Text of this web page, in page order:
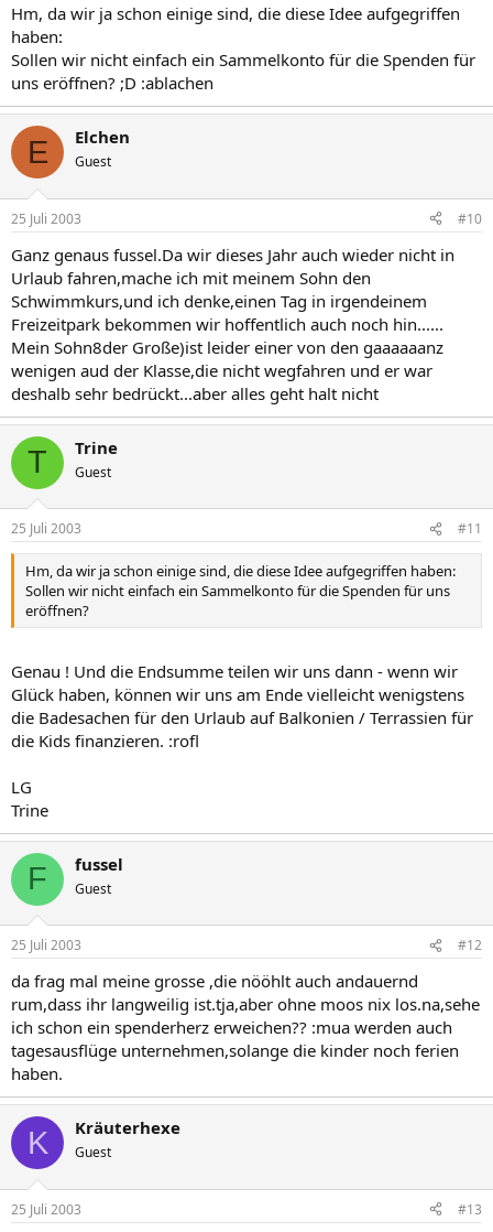
Hm, da wir ja schon einige sind, die diese Idee aufgegriffen
haben:
Sollen wir nicht einfach ein Sammelkonto für die Spenden für
uns eröffnen? ;D :ablachen
E Elchen
Guest
25 Juli 2003 #10
Ganz genaus fussel.Da wir dieses Jahr auch wieder nicht in
Urlaub fahren,mache ich mit meinem Sohn den
Schwimmkurs,und ich denke,einen Tag in irgendeinem
Freizeitpark bekommen wir hoffentlich auch noch hin......
Mein Sohn8der Große)ist leider einer von den gaaaaaanz
wenigen aud der Klasse,die nicht wegfahren und er war
deshalb sehr bedrückt...aber alles geht halt nicht
T Trine
Guest
25 Juli 2003 #11
Hm, da wir ja schon einige sind, die diese Idee aufgegriffen haben:
Sollen wir nicht einfach ein Sammelkonto für die Spenden für uns
eröffnen?
Genau ! Und die Endsumme teilen wir uns dann - wenn wir
Glück haben, können wir uns am Ende vielleicht wenigstens
die Badesachen für den Urlaub auf Balkonien / Terrassien für
die Kids finanzieren. :rofl
LG
Trine
F fussel
Guest
25 Juli 2003 #12
da frag mal meine grosse ,die nööhlt auch andauernd
rum,dass ihr langweilig ist.tja,aber ohne moos nix los.na,sehe
ich schon ein spenderherz erweichen?? :mua werden auch
tagesausflüge unternehmen,solange die kinder noch ferien
haben.
K Kräuterhexe
Guest
25 Juli 2003 #13